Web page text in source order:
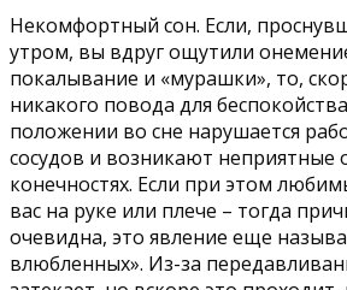
Некомфортный сон. Если,
утром, вы вдруг ощутили
покалывание и «мурашки», то,
никакого повода для
положении во сне нарушается
сосудов и возникают
конечностях. Если при этом
вас на руке или плече – тогда
очевидна, это явление еще
влюбленных». Из-за